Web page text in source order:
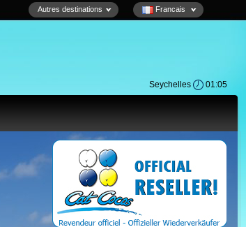
Autres destinations Francais
Seychelles 01:05